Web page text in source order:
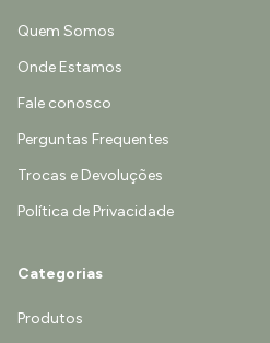
Quem Somos
Onde Estamos
Fale conosco
Perguntas Frequentes
Trocas e Devoluções
Política de Privacidade
Categorias
Produtos